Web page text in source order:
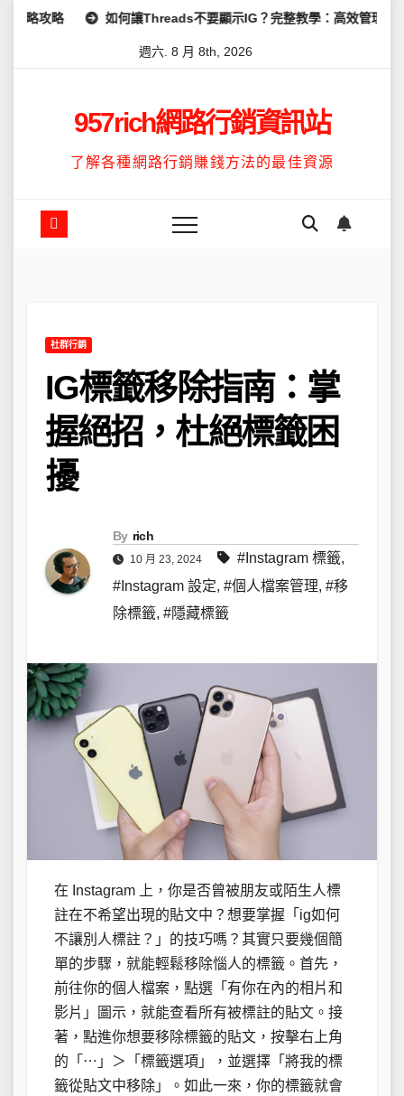
Skip如何讓Threads不要顯示IG？完整教學：高效管理你的線上隱私與數
週六. 8 月 8th, 2026
957rich網路行銷資訊站
了解各種網路行銷賺錢方法的最佳資源
社群行銷
IG標籤移除指南：掌
握絕招，杜絕標籤困
擾
By rich
10 月 23, 2024 #Instagram 標籤,
#Instagram 設定, #個人檔案管理, #移
除標籤, #隱藏標籤
在 Instagram 上，你是否曾被朋友或陌生人標
註在不希望出現的貼文中？想要掌握「ig如何
不讓別人標註？」的技巧嗎？其實只要幾個簡
單的步驟，就能輕鬆移除惱人的標籤。首先，
前往你的個人檔案，點選「有你在內的相片和
影片」圖示，就能查看所有被標註的貼文。接
著，點進你想要移除標籤的貼文，按擊右上角
的「⋯」＞「標籤選項」，並選擇「將我的標
籤從貼文中移除」。如此一來，你的標籤就會